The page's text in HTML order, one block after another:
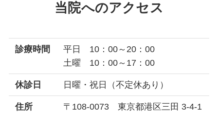
当院へのアクセス
診療時間
平日 10：00～20：00
土曜 10：00～17：00
休診日 日曜・祝日（不定休あり）
住所
〒108-0073 東京都港区三田 3-4-1